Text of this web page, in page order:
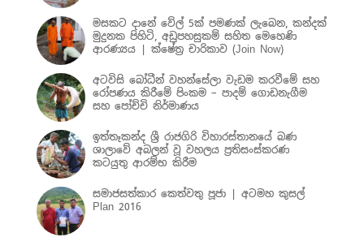
මසකට දානේ වේල් 5ක් පමණක් ලැබෙන, කන්දක්
මුදුනක පිහිටි, අඩුපහසුකම් සහිත මෙහෙණි
ආරණ්‍යය | ක්ෂේත්‍ර චාරිකාව (Join Now)
අටවිසි බෝධීන් වහන්සේලා වැඩම කරවීමේ සහ
රෝපණය කිරීමේ පිංකම – පාදම් ගොඩනැගීම
සහ පෝච්චි නිර්මාණය
ඉත්තෑකන්ද ශ්‍රී රාජගිරි විහාරස්තානයේ බණ
ශාලාවේ අබලන් වූ වහලය ප්‍රතිසංස්කරණ
කටයුතු ආරම්භ කිරීම
සමාජසත්කාර කෙත්වතු පූජා | අටමහ කුසල්
Plan 2016